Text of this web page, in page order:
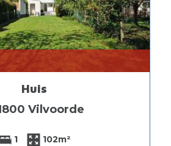
Huis
Vilvoorde
1 102m²